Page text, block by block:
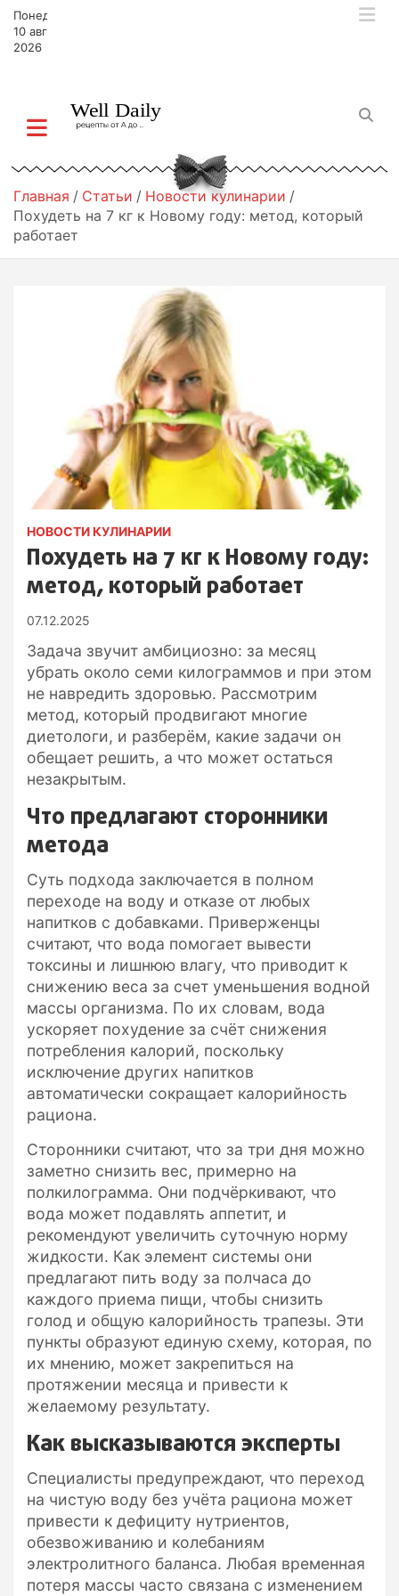
Понедельник,
10 августа,
2026
Главная Статьи
Новости кулинарии
Похудеть на 7 кг к Новому году: метод, который
работает
НОВОСТИ КУЛИНАРИИ
Похудеть на 7 кг к Новому году:
метод, который работает
07.12.2025
Задача звучит амбициозно: за месяц
убрать около семи килограммов и при этом
не навредить здоровью. Рассмотрим
метод, который продвигают многие
диетологи, и разберём, какие задачи он
обещает решить, а что может остаться
незакрытым.
Что предлагают сторонники
метода
Суть подхода заключается в полном
переходе на воду и отказе от любых
напитков с добавками. Приверженцы
считают, что вода помогает вывести
токсины и лишнюю влагу, что приводит к
снижению веса за счет уменьшения водной
массы организма. По их словам, вода
ускоряет похудение за счёт снижения
потребления калорий, поскольку
исключение других напитков
автоматически сокращает калорийность
рациона.
Сторонники считают, что за три дня можно
заметно снизить вес, примерно на
полкилограмма. Они подчёркивают, что
вода может подавлять аппетит, и
рекомендуют увеличить суточную норму
жидкости. Как элемент системы они
предлагают пить воду за полчаса до
каждого приема пищи, чтобы снизить
голод и общую калорийность трапезы. Эти
пункты образуют единую схему, которая, по
их мнению, может закрепиться на
протяжении месяца и привести к
желаемому результату.
Как высказываются эксперты
Специалисты предупреждают, что переход
на чистую воду без учёта рациона может
привести к дефициту нутриентов,
обезвоживанию и колебаниям
электролитного баланса. Любая временная
потеря массы часто связана с изменением